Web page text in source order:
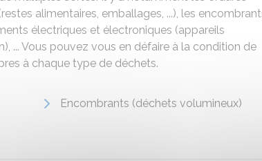
alimentaires, emballages, ...), les
électriques et électroniques (appareils
... Vous pouvez vous en défaire à la condition de
à chaque type de déchets.
Encombrants (déchets volumineux)